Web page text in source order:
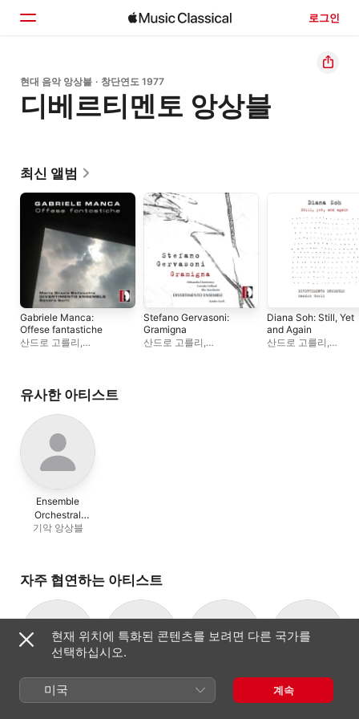
로그인
홈
둘러보기
현대 음악 앙상블 · 창단연도 1977
디베르티멘토 앙상블
최신 앨범
Gabriele Manca:
Offese fantastiche
산드로 고를리 ,
Stefano Gervasoni:
Gramigna
산드로 고를리 ,
Diana Soh: Still, Yet
and Again
산드로 고를리 ,
유사한 아티스트
Ensemble
Orchestral
Contemporain
기악 앙상블
자주 협연하는 아티스트
산드로 고를리
작곡가, 지휘자
소프라노
Ensemble
Orchestral
Daniel Kawka
현재 위치에 특화된 콘텐츠를 보려면 다른 국가를
선택하십시오.
미국 계속